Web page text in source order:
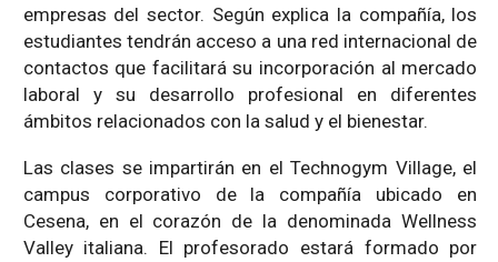
empresas del sector. Según explica la compañía, los
estudiantes tendrán acceso a una red internacional de
contactos que facilitará su incorporación al mercado
laboral y su desarrollo profesional en diferentes
ámbitos relacionados con la salud y el bienestar.
Las clases se impartirán en el Technogym Village, el
campus corporativo de la compañía ubicado en
Cesena, en el corazón de la denominada Wellness
Valley italiana. El profesorado estará formado por